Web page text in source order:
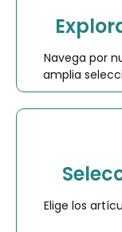
Navega por
amplia
Elige los